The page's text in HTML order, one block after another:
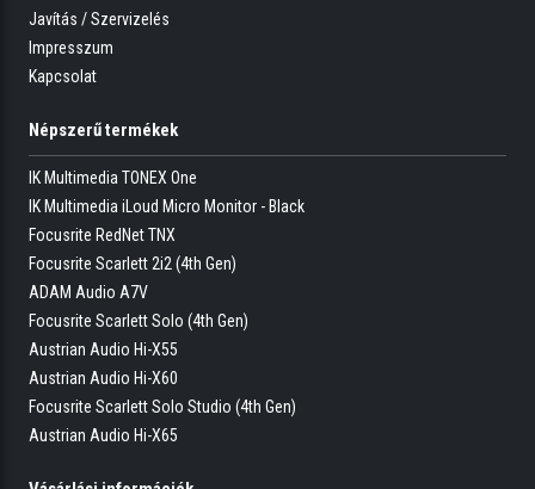
Javítás / Szervizelés
Impresszum
Kapcsolat
Népszerű termékek
IK Multimedia TONEX One
IK Multimedia iLoud Micro Monitor - Black
Focusrite RedNet TNX
Focusrite Scarlett 2i2 (4th Gen)
ADAM Audio A7V
Focusrite Scarlett Solo (4th Gen)
Austrian Audio Hi-X55
Austrian Audio Hi-X60
Focusrite Scarlett Solo Studio (4th Gen)
Austrian Audio Hi-X65